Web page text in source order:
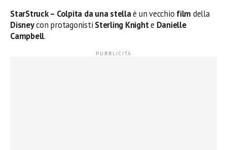
StarStruck – Colpita da una stellaè un vecchio film della
Disneycon protagonisti Sterling Knighte Danielle
Campbell.